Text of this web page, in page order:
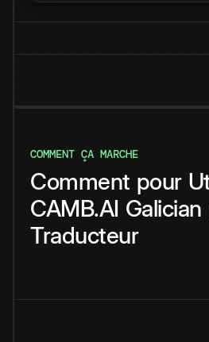
COMMENT ÇA MARCHE
Comment pour
CAMB.AI Galician
Traducteur